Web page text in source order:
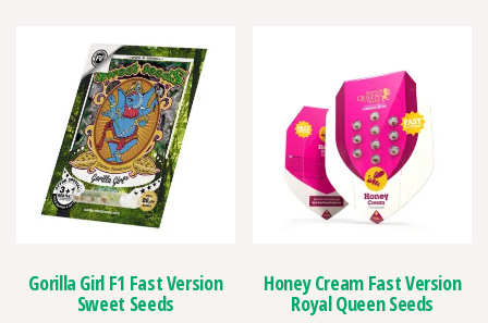
Gorilla Girl F1 Fast Version
Sweet Seeds
Honey Cream Fast Version
Royal Queen Seeds